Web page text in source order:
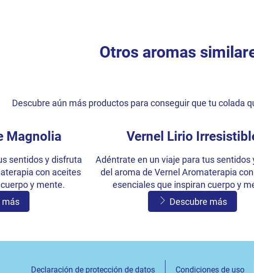
Otros aromas
Descubre aún más productos para conseguir que tu colada
Magnolia
sentidos y disfruta
con aceites
y mente.
más
Vernel Lirio
Adéntrate en un viaje para tus sentidos
del aroma de Vernel Aromaterapia
esenciales que inspiran cuerpo y
Descubre más
Fascinante Vernel Selva
Adéntrate en un viaje para tus sentidos
Declaración de protección de datos Condiciones de uso